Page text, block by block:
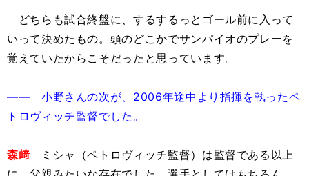
どちらも試合終盤に、するするっとゴール前に入って
いって決めたもの。頭のどこかでサンパイオのプレーを
覚えていたからこそだったと思っています。
―― 小野さんの次が、2006年途中より指揮を執ったペ
トロヴィッチ監督でした。
森﨑 ミシャ（ペトロヴィッチ監督）は監督である以上